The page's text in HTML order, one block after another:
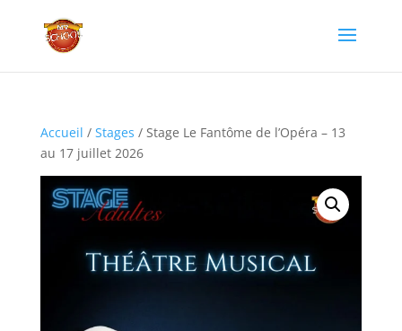
Accueil / Stages / Stage Le Fantôme de l’Opéra – 13
au 17 juillet 2026